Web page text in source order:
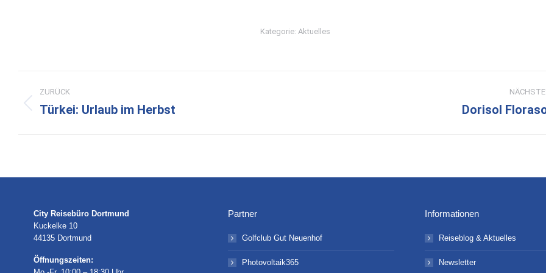
Kategorie: Aktuelles
Kommentarnavigation
ZURÜCK
Vorheriger
Türkei: Urlaub im Herbst Dorisol
City Reisebüro Dortmund
Kuckelke 10
44135 Dortmund
Öffnungszeiten:
Partner
Golfclub Gut Neuenhof
Photovoltaik365
Informationen
Reiseblog & Aktuelles
Newsletter